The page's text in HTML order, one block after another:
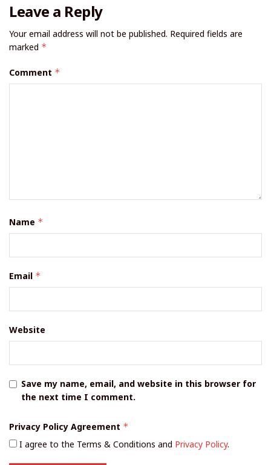
Leave a Reply
Your email address will not be published. Required fields are
marked *
Comment *
Name *
Email *
Website
Save my name, email, and website in this browser for
the next time I comment.
Privacy Policy Agreement *
I agree to the Terms & Conditions and Privacy Policy.